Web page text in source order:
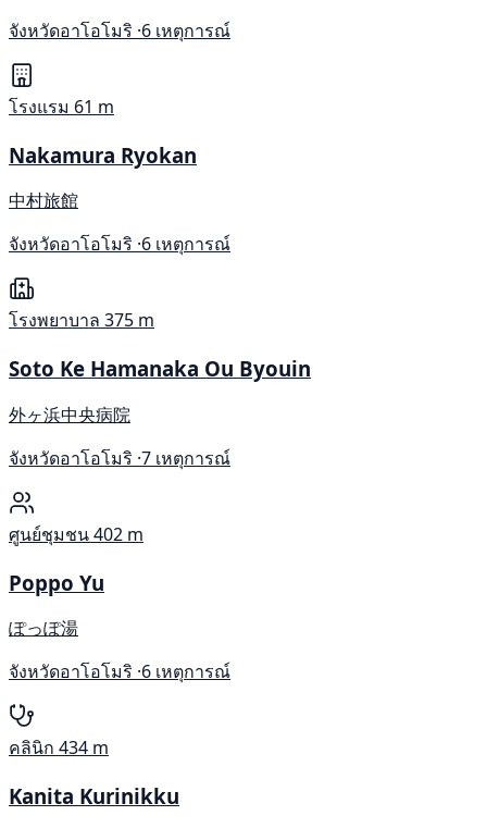
จังหวัดอาโอโมริ ·6 เหตุการณ์
โรงแรม 61 m
Nakamura Ryokan
中村旅館
จังหวัดอาโอโมริ ·6 เหตุการณ์
โรงพยาบาล 375 m
Soto Ke Hamanaka Ou Byouin
外ヶ浜中央病院
จังหวัดอาโอโมริ ·7 เหตุการณ์
ศูนย์ชุมชน402 m
Poppo Yu
ぽっぽ湯
จังหวัดอาโอโมริ ·6 เหตุการณ์
คลินิก 434 m
Kanita Kurinikku